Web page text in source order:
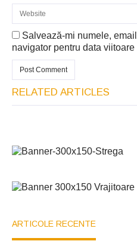
Salvează-mi numele,
navigator pentru data
RELATED ARTICLES
ARTICOLE RECENTE